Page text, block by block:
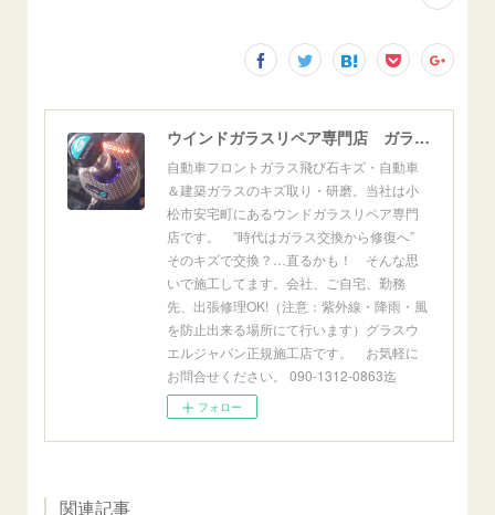
ウインドガラスリペア専門店 ガラスリペア・ヨシダ グラスウェルドジャパン 正規施工店 小松市
自動車フロントガラス飛び石キズ・自動車
＆建築ガラスのキズ取り・研磨。当社は小
松市安宅町にあるウンドガラスリペア専門
店です。 ”時代はガラス交換から修復へ”
そのキズで交換？…直るかも！ そんな思
いで施工してます。会社、ご自宅、勤務
先、出張修理OK!（注意：紫外線・降雨・風
を防止出来る場所にて行います）グラスウ
エルジャパン正規施工店です。 お気軽に
お問合せください。 090-1312-0863迄
フォロー
関連記事